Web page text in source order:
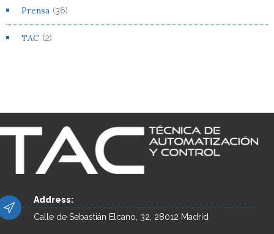
Prensa (36)
TAC (2)
Address:
Calle de Sebastián Elcano, 32, 28012 Madrid